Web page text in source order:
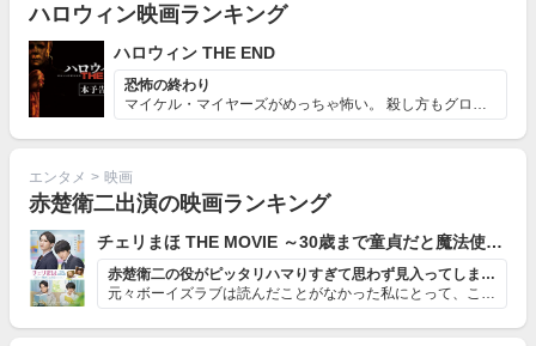
ハロウィン映画ランキング
ハロウィン THE END
恐怖の終わり
マイケル・マイヤーズがめっちゃ怖い。 殺し方もグロい…
エンタメ > 映画
赤楚衛二出演の映画ランキング
チェリまほ THE MOVIE ～30歳まで童貞だと魔法使いになれるらしい～
赤楚衛二の役がピッタリハマりすぎて思わず見入ってしまった
元々ボーイズラブは読んだことがなかった私にとって、こん...